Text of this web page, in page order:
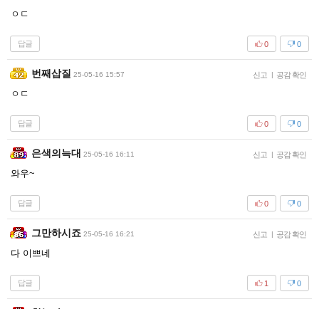
ㅇㄷ
답글 0
0
번째삽질 25-05-16 15:57 신고 | 공감 확인
ㅇㄷ
답글 0
0
은색의늑대 25-05-16 16:11 신고 | 공감 확인
와우~
답글 0
0
그만하시죠 25-05-16 16:21 신고 | 공감 확인
다 이쁘네
답글 0
1